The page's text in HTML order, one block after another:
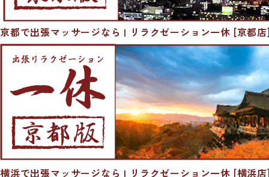
京都で出張マッサージなら | リラクゼーション一休 [京都
横浜で出張マッサージなら | リラクゼーション一休 [横浜